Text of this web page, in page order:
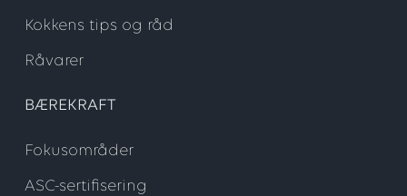
Kokkens tips og råd
Råvarer
BÆREKRAFT
Fokusområder
ASC-sertifisering